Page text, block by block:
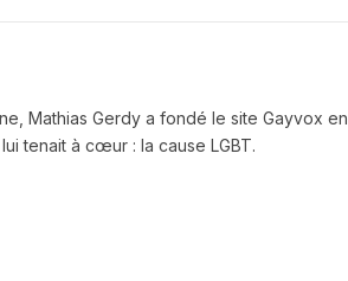
Mathias Gerdy a fondé le site Gayvox en
tenait à cœur : la cause LGBT.